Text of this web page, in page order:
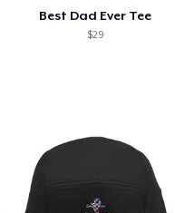
Best Dad Ever Tee
$29